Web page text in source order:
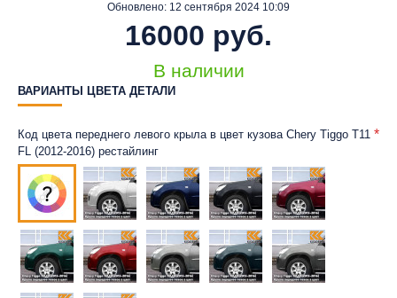
Обновлено: 12 сентября 2024 10:09
В наличии
16000 руб.
ВАРИАНТЫ ЦВЕТА ДЕТАЛИ
Код цвета переднего левого крыла в цвет кузова Chery Tiggo T11
FL (2012-2016) рестайлинг